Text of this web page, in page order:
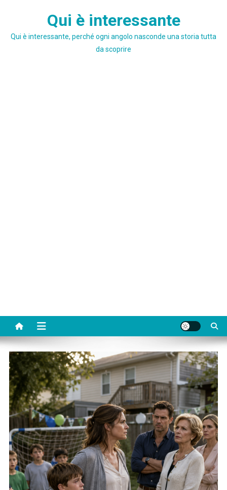
Qui è interessante
Qui è interessante, perché ogni angolo nasconde una storia tutta
da scoprire